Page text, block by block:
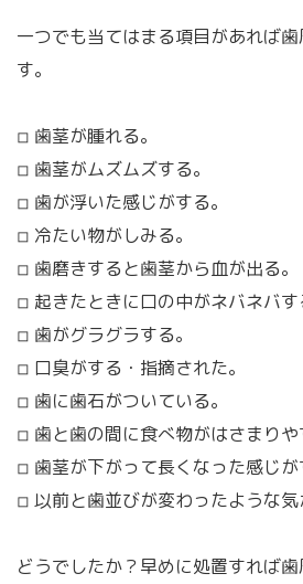
一つでも当てはまる項目があれば
す。
◽︎ 歯茎が腫れる。
◽︎ 歯茎がムズムズする。
◽︎ 歯が浮いた感じがする。
◽︎ 冷たい物がしみる。
◽︎ 歯磨きすると歯茎から血が出る。
◽︎ 起きたときに口の中がネバネバす
◽︎ 歯がグラグラする。
◽︎ 口臭がする・指摘された。
◽︎ 歯に歯石がついている。
◽︎ 歯と歯の間に食べ物がはさまりや
◽︎ 歯茎が下がって長くなった感じが
◽︎ 以前と歯並びが変わったような気
どうでしたか？早めに処置すれば歯